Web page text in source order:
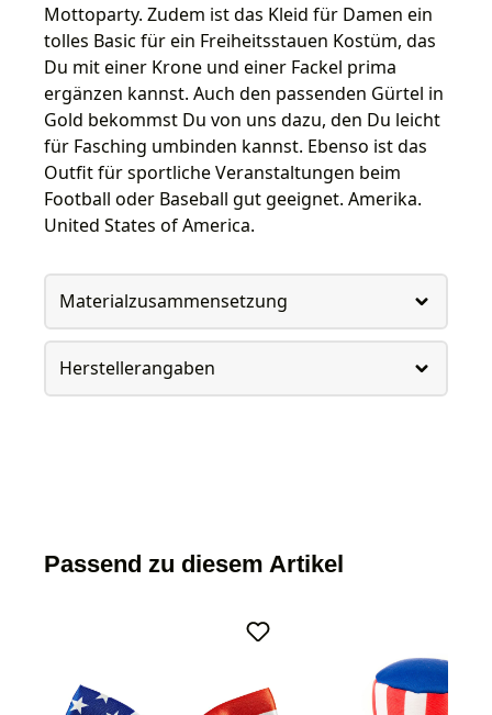
Mottoparty. Zudem ist das Kleid für Damen ein
tolles Basic für ein Freiheitsstauen Kostüm, das
Du mit einer Krone und einer Fackel prima
ergänzen kannst. Auch den passenden Gürtel in
Gold bekommst Du von uns dazu, den Du leicht
für Fasching umbinden kannst. Ebenso ist das
Outfit für sportliche Veranstaltungen beim
Football oder Baseball gut geeignet. Amerika.
United States of America.
Materialzusammensetzung
Herstellerangaben
Passend zu diesem Artikel